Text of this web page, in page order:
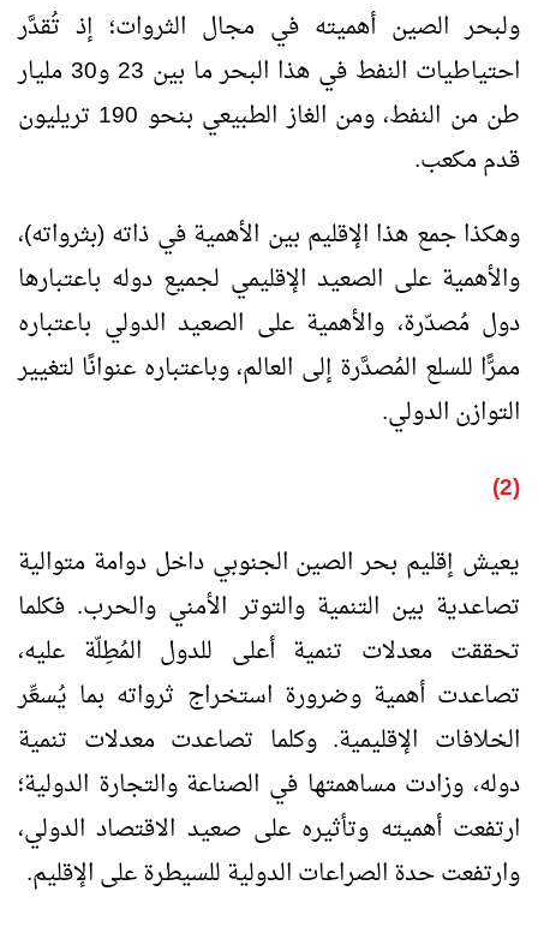
ولبحر الصين أهميته في مجال الثروات؛ إذ تُقدَّر
احتياطيات النفط في هذا البحر ما بين 23 و30 مليار
طن من النفط، ومن الغاز الطبيعي بنحو 190 تريليون
قدم مكعب.
وهكذا جمع هذا الإقليم بين الأهمية في ذاته (بثرواته)،
والأهمية على الصعيد الإقليمي لجميع دوله باعتبارها
دول مُصدّرة، والأهمية على الصعيد الدولي باعتباره
ممرًّا للسلع المُصدَّرة إلى العالم، وباعتباره عنوانًا لتغيير
التوازن الدولي.
(2)
يعيش إقليم بحر الصين الجنوبي داخل دوامة متوالية
تصاعدية بين التنمية والتوتر الأمني والحرب. فكلما
تحققت معدلات تنمية أعلى للدول المُطِلّة عليه،
تصاعدت أهمية وضرورة استخراج ثرواته بما يُسعِّر
الخلافات الإقليمية. وكلما تصاعدت معدلات تنمية
دوله، وزادت مساهمتها في الصناعة والتجارة الدولية؛
ارتفعت أهميته وتأثيره على صعيد الاقتصاد الدولي،
وارتفعت حدة الصراعات الدولية للسيطرة على الإقليم.